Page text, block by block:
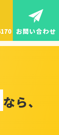
お問い合わせ
なら、